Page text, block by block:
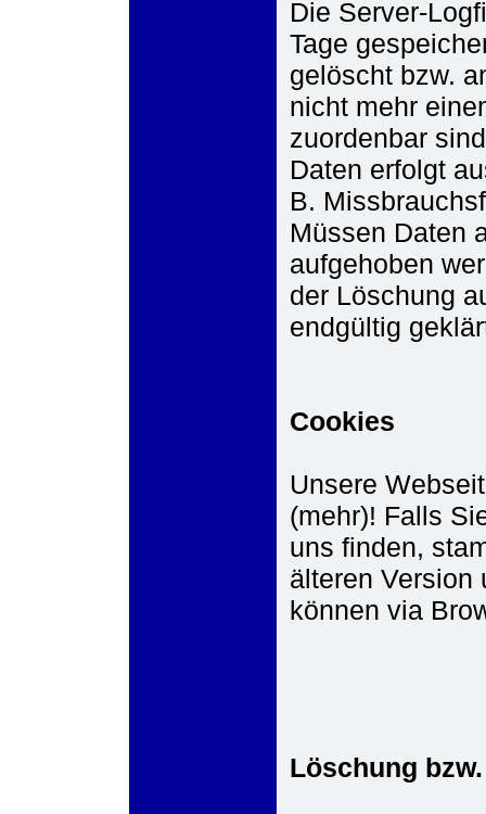
Die Server-
Tage
gelöscht bzw.
nicht mehr
zuordenbar
Daten erfolgt
B.
Müssen Daten
aufgehoben
der Löschung
endgültig
Cookies
Unsere
(mehr)! Falls
uns finden,
älteren Version
können via
Löschung